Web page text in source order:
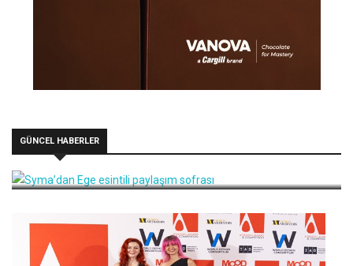
GÜNCEL HABERLER
Syma’dan Ege esintili paylaşım sofrası